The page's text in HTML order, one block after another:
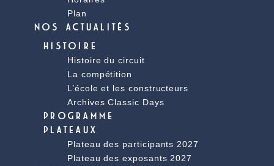
Plan
NOS ACTUALITÉS
HISTOIRE
Histoire du circuit
La compétition
L’école et les constructeurs
Archives Classic Days
PROGRAMME
PLATEAUX
Plateau des participants 2027
Plateau des exposants 2027